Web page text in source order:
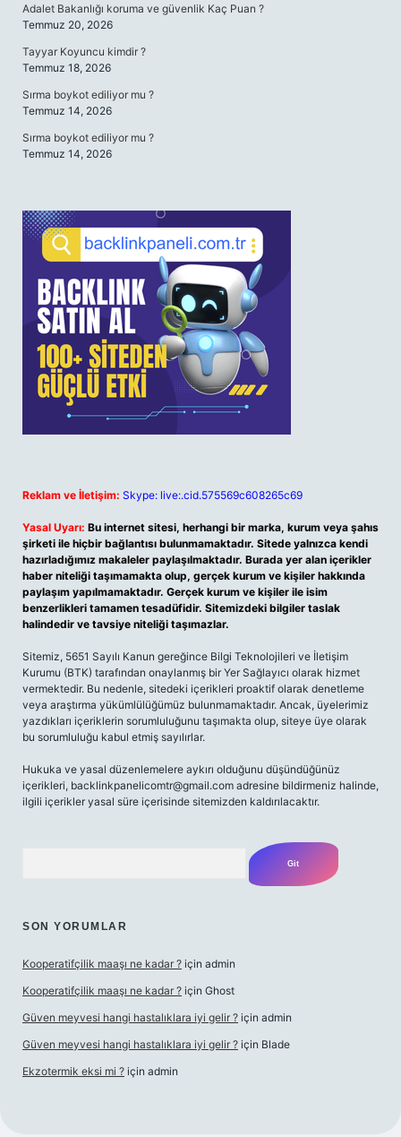
Adalet Bakanlığı koruma ve güvenlik Kaç Puan ?
Temmuz 20, 2026
Tayyar Koyuncu kimdir ?
Temmuz 18, 2026
Sırma boykot ediliyor mu ?
Temmuz 14, 2026
Sırma boykot ediliyor mu ?
Temmuz 14, 2026
Reklam ve İletişim: Skype: live:.cid.575569c608265c69
Yasal Uyarı: Bu internet sitesi, herhangi bir marka, kurum veya şahıs
şirketi ile hiçbir bağlantısı bulunmamaktadır. Sitede yalnızca kendi
hazırladığımız makaleler paylaşılmaktadır. Burada yer alan içerikler
haber niteliği taşımamakta olup, gerçek kurum ve kişiler hakkında
paylaşım yapılmamaktadır. Gerçek kurum ve kişiler ile isim
benzerlikleri tamamen tesadüfidir. Sitemizdeki bilgiler taslak
halindedir ve tavsiye niteliği taşımazlar.
Sitemiz, 5651 Sayılı Kanun gereğince Bilgi Teknolojileri ve İletişim
Kurumu (BTK) tarafından onaylanmış bir Yer Sağlayıcı olarak hizmet
vermektedir. Bu nedenle, sitedeki içerikleri proaktif olarak denetleme
veya araştırma yükümlülüğümüz bulunmamaktadır. Ancak, üyelerimiz
yazdıkları içeriklerin sorumluluğunu taşımakta olup, siteye üye olarak
bu sorumluluğu kabul etmiş sayılırlar.
Hukuka ve yasal düzenlemelere aykırı olduğunu düşündüğünüz
içerikleri, backlinkpanelicomtr@gmail.com adresine bildirmeniz halinde,
ilgili içerikler yasal süre içerisinde sitemizden kaldırılacaktır.
SON YORUMLAR
Kooperatifçilik maaşı ne kadar ? için admin
Kooperatifçilik maaşı ne kadar ? için Ghost
Güven meyvesi hangi hastalıklara iyi gelir ? için admin
Güven meyvesi hangi hastalıklara iyi gelir ? için Blade
Ekzotermik eksi mi ? için admin